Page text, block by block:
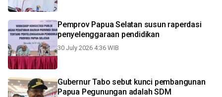
Pemprov Papua Selatan susun raperdasi
penyelenggaraan pendidikan
30 July 2026 4:36 WIB
Gubernur Tabo sebut kunci pembangunan
Papua Pegunungan adalah SDM